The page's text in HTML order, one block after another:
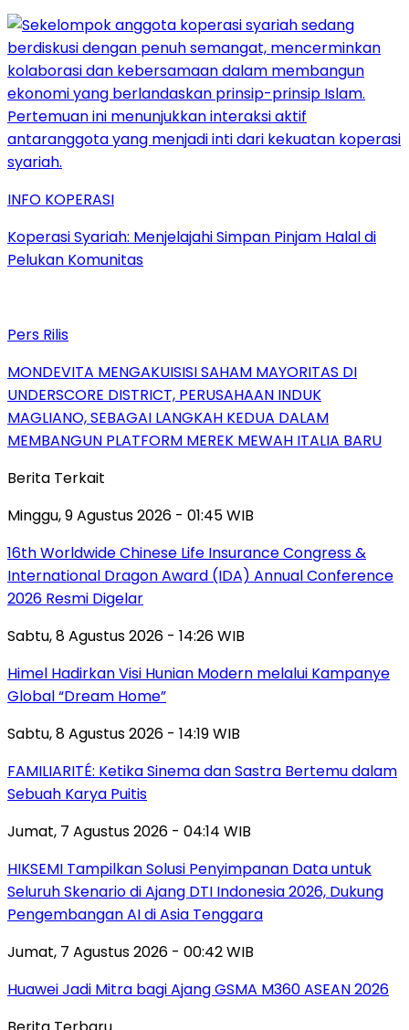
INFO KOPERASI
Koperasi Syariah: Menjelajahi Simpan Pinjam Halal di
Pelukan Komunitas
Pers Rilis
MONDEVITA MENGAKUISISI SAHAM MAYORITAS DI
UNDERSCORE DISTRICT, PERUSAHAAN INDUK
MAGLIANO, SEBAGAI LANGKAH KEDUA DALAM
MEMBANGUN PLATFORM MEREK MEWAH ITALIA BARU
Berita Terkait
Minggu, 9 Agustus 2026 - 01:45 WIB
16th Worldwide Chinese Life Insurance Congress &
International Dragon Award (IDA) Annual Conference
2026 Resmi Digelar
Sabtu, 8 Agustus 2026 - 14:26 WIB
Himel Hadirkan Visi Hunian Modern melalui Kampanye
Global “Dream Home”
Sabtu, 8 Agustus 2026 - 14:19 WIB
FAMILIARITÉ: Ketika Sinema dan Sastra Bertemu dalam
Sebuah Karya Puitis
Jumat, 7 Agustus 2026 - 04:14 WIB
HIKSEMI Tampilkan Solusi Penyimpanan Data untuk
Seluruh Skenario di Ajang DTI Indonesia 2026, Dukung
Pengembangan AI di Asia Tenggara
Jumat, 7 Agustus 2026 - 00:42 WIB
Huawei Jadi Mitra bagi Ajang GSMA M360 ASEAN 2026